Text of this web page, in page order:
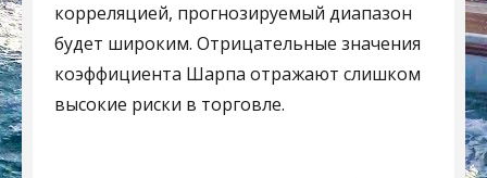
корреляцией, прогнозируемый диапазон
будет широким. Отрицательные значения
коэффициента Шарпа отражают слишком
высокие риски в торговле.